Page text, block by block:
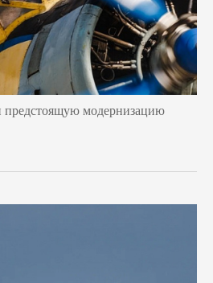
предстоящую модернизацию